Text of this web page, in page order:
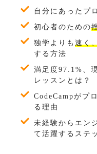
自分にあったプ
初心者のための
独学よりも 速く
する方法
満足度97.1%、
レッスンとは？
CodeCampがプ
る理由
未経験からエン
て活躍するステ